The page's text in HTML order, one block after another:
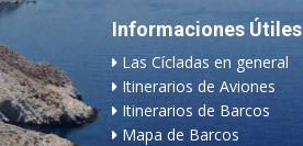
Informaciones Útiles
Las Cícladas en general
Itinerarios de Aviones
Itinerarios de Barcos
Mapa de Barcos